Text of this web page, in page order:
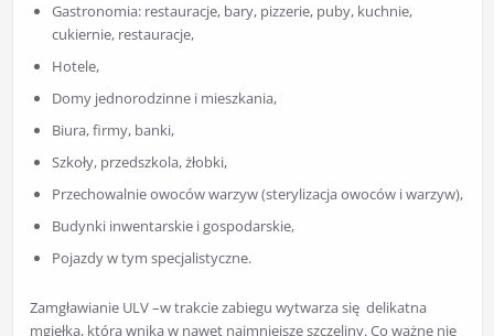
Gastronomia: restauracje, bary, pizzerie, puby, kuchnie,
cukiernie, restauracje,
Hotele,
Domy jednorodzinne i mieszkania,
Biura, firmy, banki,
Szkoły, przedszkola, żłobki,
Przechowalnie owoców warzyw (sterylizacja owoców i warzyw),
Budynki inwentarskie i gospodarskie,
Pojazdy w tym specjalistyczne.
Zamgławianie ULV –w trakcie zabiegu wytwarza się delikatna
mgiełka, która wnika w nawet najmniejsze szczeliny. Co ważne nie